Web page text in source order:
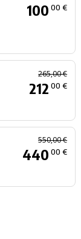
100 00 €
265,00 €
212 00 €
550,00 €
440 00 €